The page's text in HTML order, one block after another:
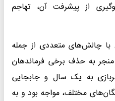
از پیشرفت آن، تهاجم
با چالش‌های متعددی از جمله
به حذف برخی فرماندهان
به یک سال و جابجایی
مختلف، مواجه بود و به